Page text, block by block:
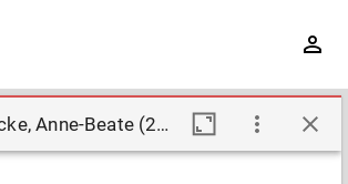
Berlin, Staatsbibliothek zu Berlin - Preußischer Kulturbesitz, Ms. germ. fol. 76. Description by Degering, Hermann, Riecke, Anne-Beate (2007)